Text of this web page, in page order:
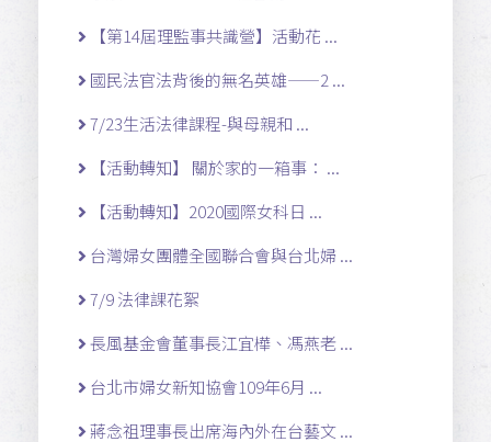
【第14屆理監事共識營】活動花 ...
國民法官法背後的無名英雄——2 ...
7/23生活法律課程-與母親和 ...
【活動轉知】 關於家的一箱事： ...
【活動轉知】2020國際女科日 ...
台灣婦女團體全國聯合會與台北婦 ...
7/9 法律課花絮
長風基金會董事長江宜樺、馮燕老 ...
台北市婦女新知協會109年6月 ...
蔣念祖理事長出席海內外在台藝文 ...